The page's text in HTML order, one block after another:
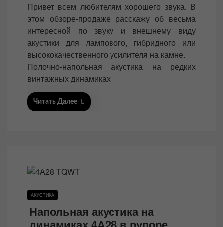
s
t
e
o
n
Привет всем любителям хорошего звука. В
этом обзоре-продаже расскажу об весьма
интересной по звуку и внешнему виду
акустики для лампового, гибридного или
высококачественного усилителя на камне.
Полочно-напольная акустика на редких
винтажных динамиках
Читать Далее
АКУСТИКА
Напольная акустика на